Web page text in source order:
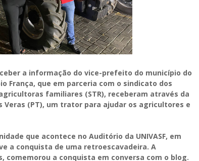
a informação do vice-prefeito do município do
França, que em parceria com o sindicato dos
familiares (STR), receberam através da
Veras (PT), um trator para ajudar os agricultores e
que acontece no Auditório da UNIVASF, em
a conquista de uma retroescavadeira. A
comemorou a conquista em conversa com o blog.